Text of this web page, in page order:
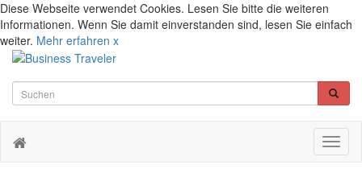
Diese Webseite verwendet Cookies. Lesen Sie bitte die weiteren
Informationen. Wenn Sie damit einverstanden sind, lesen Sie einfach
weiter. Mehr erfahren x